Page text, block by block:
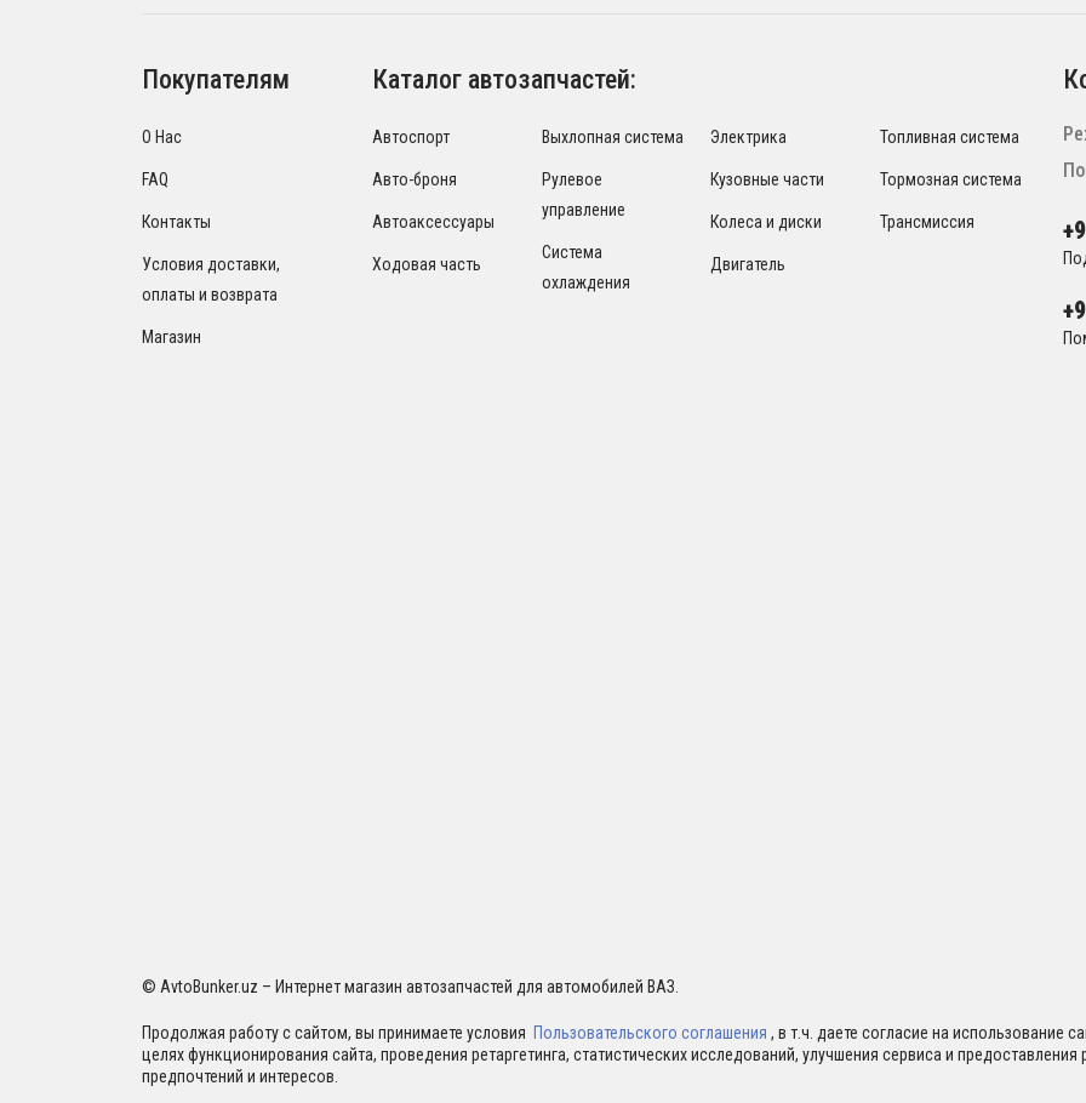
Покупателям
О Нас
FAQ
Контакты
Условия доставки,
оплаты и возврата
Магазин
Каталог автозапчастей:
Автоспорт
Авто-броня
Автоаксессуары
Ходовая часть
Выхлопная система
Рулевое
управление
Система
охлаждения
Электрика
Кузовные части
Колеса и диски
Двигатель
Топливная система
Тормозная система
Трансмиссия
© AvtoBunker.uz – Интернет магазин автозапчастей для автомобилей ВАЗ.
Продолжая работу с сайтом, вы принимаете условия Пользовательского соглашения , в т.ч. даете согласие на использование
целях функционирования сайта, проведения ретаргетинга, статистических исследований, улучшения сервиса и
предпочтений и интересов.